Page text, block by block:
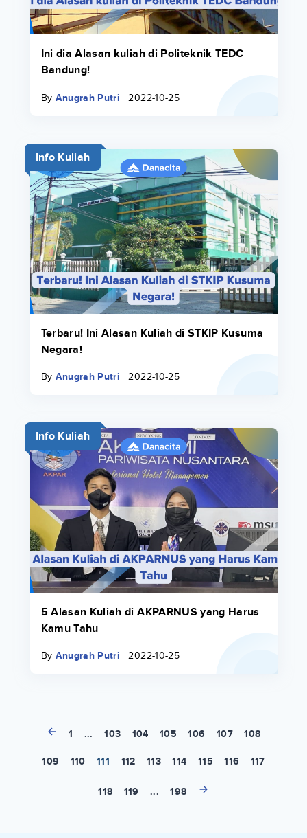
Ini dia Alasan kuliah di Politeknik TEDC
Bandung!
By Anugrah Putri 2022-10-25
Info Kuliah
Terbaru! Ini Alasan Kuliah di STKIP Kusuma
Negara!
By Anugrah Putri 2022-10-25
Info Kuliah
5 Alasan Kuliah di AKPARNUS yang Harus
Kamu Tahu
By Anugrah Putri 2022-10-25
1 ... 103 104 105 106 107 108
109 110 111 112 113 114 115 116 117
118 119 ... 198